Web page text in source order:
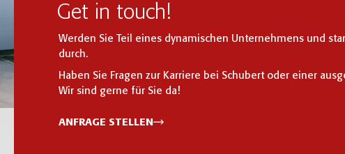
Get in touch!
Werden Sie Teil eines dynamischen Unternehmens und
durch.
Haben Sie Fragen zur Karriere bei Schubert oder einer
Wir sind gerne für Sie da!
ANFRAGE STELLEN